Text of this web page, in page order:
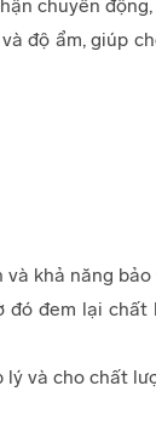
chuyển
độ ẩm, giúp
khả năng
đem lại
và cho chất